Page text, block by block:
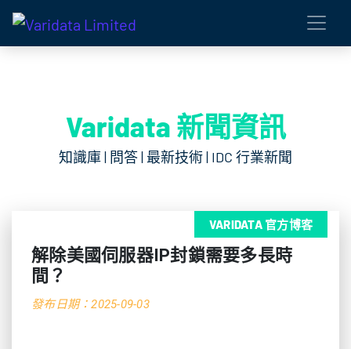
Varidata 新聞資訊
知識庫 | 問答 | 最新技術 | IDC 行業新聞
VARIDATA 官方博客
解除美國伺服器IP封鎖需要多長時
間？
發布日期：2025-09-03